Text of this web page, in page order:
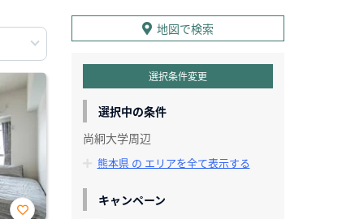
地図で検索
選択条件変更
選択中の条件
尚絅大学周辺
熊本県 の エリアを全て表示する
キャンペーン